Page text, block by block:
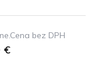
bez DPH
€